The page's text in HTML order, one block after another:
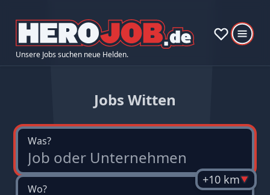
Unsere Jobs suchen neue Helden.
Jobs Witten
Was?
Wo?
+10 km